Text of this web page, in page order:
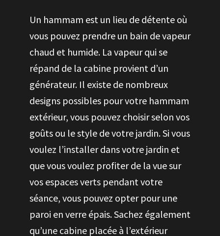
Un hammam est un lieu de détente où
vous pouvez prendre un bain de vapeur
chaud et humide. La vapeur qui se
répand de la cabine provient d’un
générateur. Il existe de nombreux
designs possibles pour votre hammam
extérieur, vous pouvez choisir selon vos
goûts ou le style de votre jardin. Si vous
voulez l’installer dans votre jardin et
que vous voulez profiter de la vue sur
vos espaces verts pendant votre
séance, vous pouvez opter pour une
paroi en verre épais. Sachez également
qu’une cabine placée à l’extérieur